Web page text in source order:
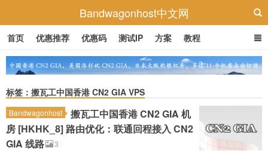
Bandwagonhost中文网
首页 优惠推荐 优惠码 测试IP 方案 教程
标签：搬瓦工中国香港 CN2 GIA VPS
Bandwagonhost
搬瓦工中国香港 CN2 GIA 机
房 [HKHK_8] 路由优化：联通回程接入 CN2
GIA 线路
3